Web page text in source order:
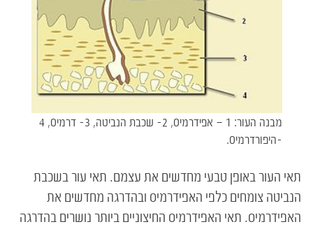
מבנה העור: 1 – אפידרמיס, 2- שכבת הנביטה, 3- דרמיס, 4
-היפורדרמיס.
תאי העור באופן טבעי מחדשים את עצמם. תאי עור בשכבת
הנביטה צומחים כלפי האפידרמיס ובהדרגה מחדשים את
האפידרמיס. תאי האפידרמיס החיצוניים ביותר נושרים בהדרגה